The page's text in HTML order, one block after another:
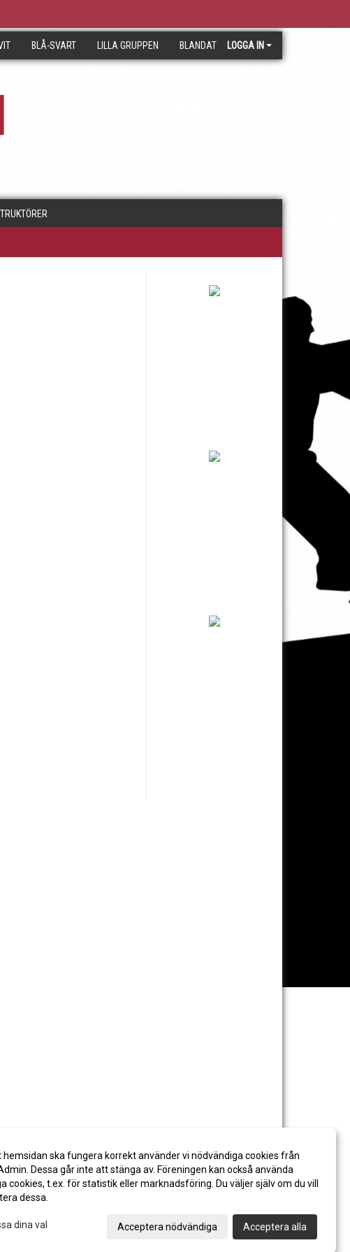
BLÅ-SVART LILLA GRUPPEN BLANDAT LOGGA IN
hemsidan ska fungera korrekt använder vi nödvändiga cookies från
Dessa går inte att stänga av. Föreningen kan också använda
cookies, t.ex. för statistik eller marknadsföring. Du väljer själv om du vill
dessa.
dina val Acceptera nödvändiga Acceptera alla